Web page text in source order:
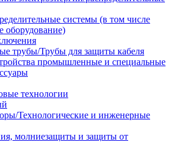
системы (в том числе
оборудование)
трубы/Трубы для защиты кабеля
промышленные и специальные
технологии
Технологические и инженерные
молниезащиты и защиты от